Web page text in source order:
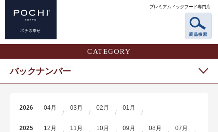
プレミアムドッグフード専門店
CATEGORY
バックナンバー
2026 04月 03月 02月 01月
2025 12月 11月 10月 09月 08月 07月